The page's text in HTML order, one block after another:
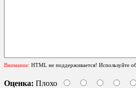
Внимание: HTML не поддерживается! Используйте
Оценка: Плохо